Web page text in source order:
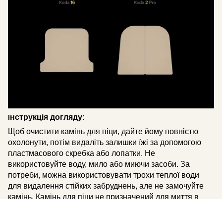
Інструкція догляду:
Щоб очистити камінь для піци, дайте йому повністю
охолонути, потім видаліть залишки їжі за допомогою
пластмасового скребка або лопатки. Не
використовуйте воду, мило або миючи засоби. За
потреби, можна використовувати трохи теплої води
для видалення стійких забруднень, але не замочуйте
камінь. Камінь для піци не призначений для миття в